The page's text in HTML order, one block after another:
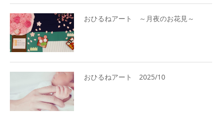
おひるねアート ～月夜のお花見～
おひるねアート 2025/10